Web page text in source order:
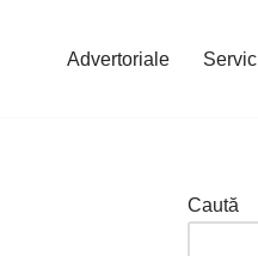
Advertoriale
Caută